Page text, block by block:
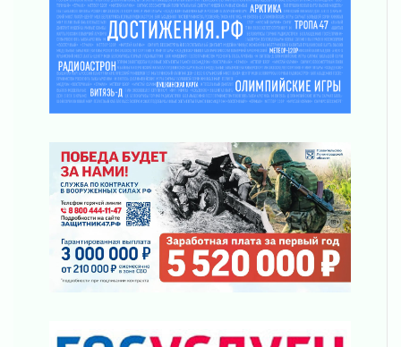
Безмолвный крик о помощи
01 августа 2026
В музей всей семьёй
01 августа 2026
Без заявлений и очередей
01 августа 2026
Не женское это дело...уверены?
01 августа 2026
Все силы в кулак
01 августа 2026
Айда на пляж!
01 августа 2026
Один в поле — не воин
31 июля 2026